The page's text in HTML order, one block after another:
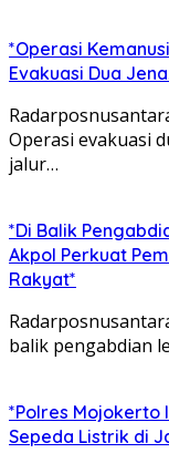
*Operasi
Evakuasi Dua
Operasi evakuasi
jalur…
*Di Balik
Akpol Perkuat
Rakyat*
balik pengabdian
*Polres Mojokerto
Sepeda Listrik di